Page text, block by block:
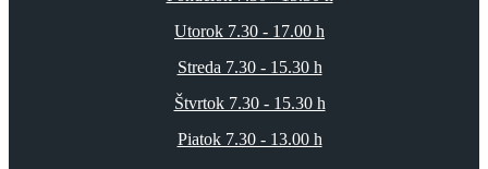
Utorok 7.30 - 17.00 h
Streda 7.30 - 15.30 h
Štvrtok 7.30 - 15.30 h
Piatok 7.30 - 13.00 h